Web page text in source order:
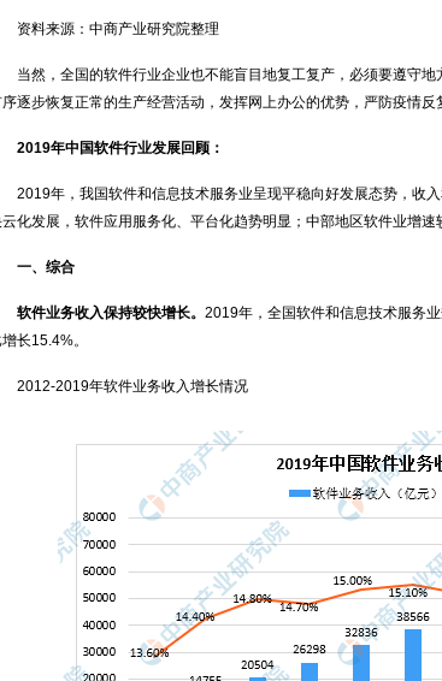
资料来源：中商产业研究院整理
当然，全国的软件行业企业也不能盲目地复工复产，必须要遵守
逐步恢复正常的生产经营活动，发挥网上办公的优势，严防疫情反
2019年中国软件行业发展回顾：
2019年，我国软件和信息技术服务业呈现平稳向好发展态势，收
化发展，软件应用服务化、平台化趋势明显；中部地区软件业增速
一、综合
软件业务收入保持较快增长。 2019年，全国软件和信息技术服务
长15.4%。
2012-2019年软件业务收入增长情况